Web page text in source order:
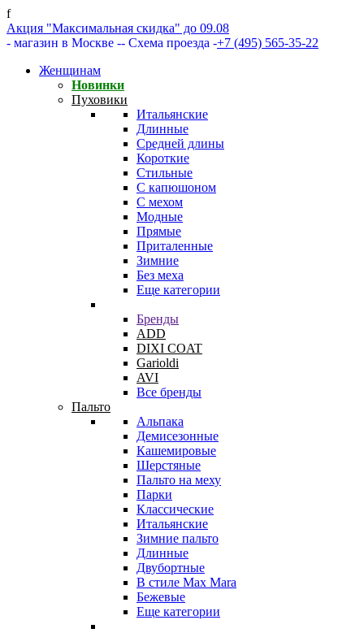
f
Акция "Максимальная скидка" до 09.08
- магазин в Москве -- Схема проезда -+7 (495) 565-35-22
Женщинам
Новинки
Пуховики
Итальянские
Длинные
Средней длины
Короткие
Стильные
С капюшоном
С мехом
Модные
Прямые
Приталенные
Зимние
Без меха
Еще категории
Бренды
ADD
DIXI COAT
Garioldi
AVI
Все бренды
Пальто
Альпака
Демисезонные
Кашемировые
Шерстяные
Пальто на меху
Парки
Классические
Итальянские
Зимние пальто
Длинные
Двубортные
В стиле Max Mara
Бежевые
Еще категории